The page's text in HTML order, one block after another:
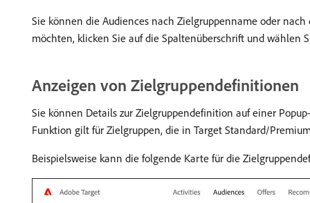
Sie können die Audiences nach Zielgruppenname oder
möchten, klicken Sie auf die Spaltenüberschrift und wählen
Anzeigen von Zielgruppendefinitionen
Sie können Details zur Zielgruppendefinition auf einer
Funktion gilt für Zielgruppen, die in Target Standard/
Beispielsweise kann die folgende Karte für die